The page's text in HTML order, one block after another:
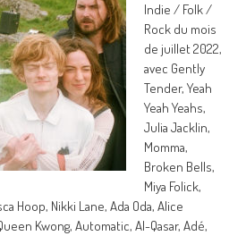
Indie / Folk /
Rock du mois
de juillet 2022,
avec Gently
Tender, Yeah
Yeah Yeahs,
Julia Jacklin,
Momma,
Broken Bells,
Miya Folick,
Hoop, Nikki Lane, Ada Oda, Alice
Kwong, Automatic, Al-Qasar, Adé,